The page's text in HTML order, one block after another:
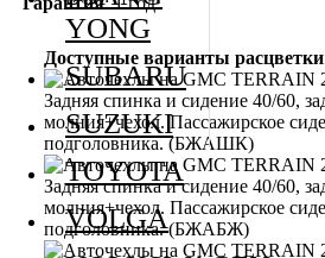
Доступные варианты расцветки
YONG
SUBARU
SUZUKI
TOYOTA
VOLGA